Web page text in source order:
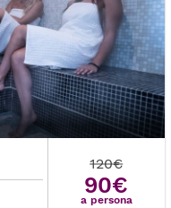
120€
90€
a persona